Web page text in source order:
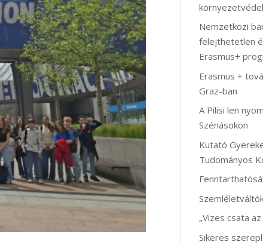
Nemzetközi
felejthetetlen
Erasmus+
Erasmus +
Graz-ban
A Pilisi len
Szénásokon
Kutató
Tudományos
„Vizes csata
Sikeres